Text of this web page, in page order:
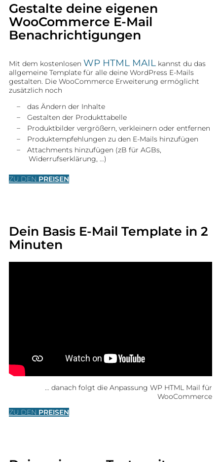
Gestalte deine eigenen
WooCommerce E-Mail
Benachrichtigungen
Mit dem kostenlosen WP HTML MAILkannst du das
allgemeine Template für alle deine WordPress E-Mails
gestalten. Die WooCommerce Erweiterung ermöglicht
zusätzlich noch
das Ändern der Inhalte
Gestalten der Produkttabelle
Produktbilder vergrößern, verkleinern oder entfernen
Produktempfehlungen zu den E-Mails hinzufügen
Attachments hinzufügen (zB für AGBs,
Widerrufserklärung, …)
ZU DEN PREISEN
Dein Basis E-Mail Template in 2
Minuten
… danach folgt die Anpassung WP HTML Mail für
WooCommerce
ZU DEN PREISEN